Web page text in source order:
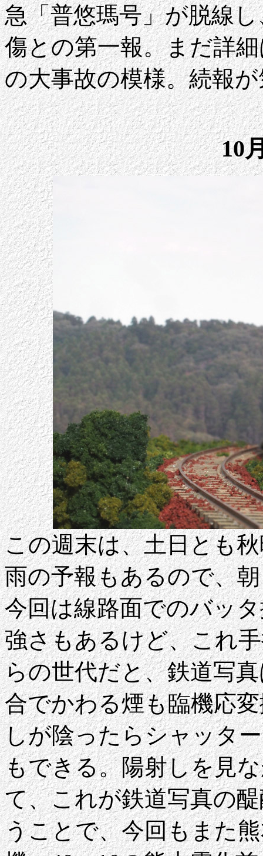
急「普悠瑪号」が脱線
傷との第一報。まだ詳
の大事故の模様。続報
10
この週末は、土日とも
雨の予報もあるので、
今回は線路面でのバッ
強さもあるけど、これ
らの世代だと、鉄道写
合でかわる煙も臨機応
しが陰ったらシャッタ
もできる。陽射しを見
て、これが鉄道写真の
うことで、今回もまた